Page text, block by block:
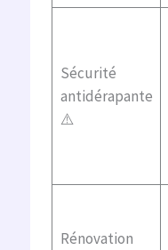
Sécurité
antidérapante
⚠️
Rénovation